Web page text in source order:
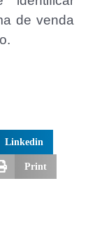
de venda
Linkedin
Print